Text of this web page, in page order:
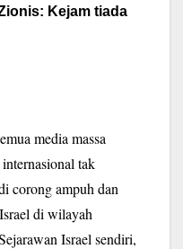
Kejam tiada
media massa
tak
corong ampuh dan
di wilayah
Israel sendiri,